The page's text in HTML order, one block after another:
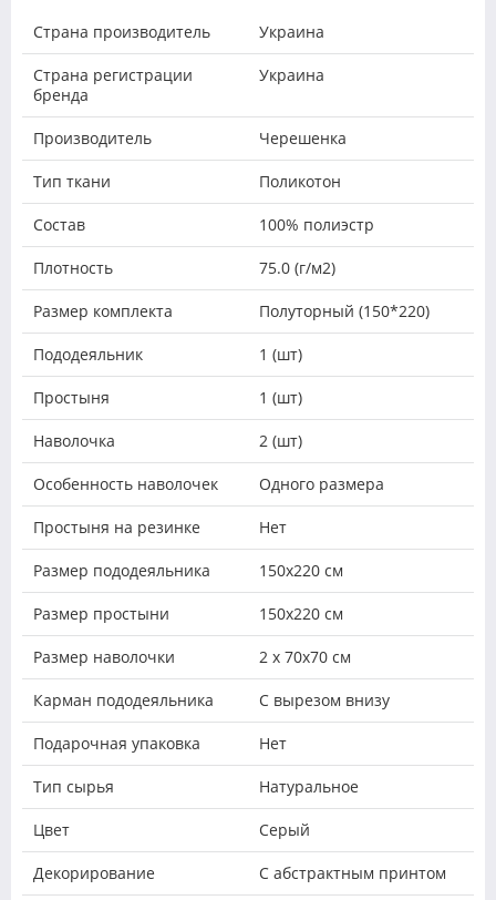
Страна производитель Украина
Страна регистрации
бренда
Украина
Производитель Черешенка
Тип ткани Поликотон
Состав 100% полиэстр
Плотность 75.0 (г/м2)
Размер комплекта Полуторный (150*220)
Пододеяльник 1 (шт)
Простыня 1 (шт)
Наволочка 2 (шт)
Особенность наволочек Одного размера
Простыня на резинке Нет
Размер пододеяльника 150х220 см
Размер простыни 150х220 см
Размер наволочки 2 х 70х70 см
Карман пододеяльника С вырезом внизу
Подарочная упаковка Нет
Тип сырья Натуральное
Цвет Серый
Декорирование С абстрактным принтом